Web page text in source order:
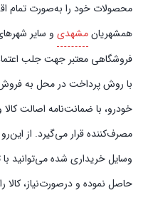
همشهریانمشهدی و سایر
فروشگاهی معتبر جهت جلب
با روش پرداخت در محل به فروش
خودرو، با ضمانت‌نامه اصالت
مصرف‌کننده قرار می‌گیرد. از
وسایل خریداری شده می‌توانید
حاصل نموده و در‌صورت‌نیاز، کالا